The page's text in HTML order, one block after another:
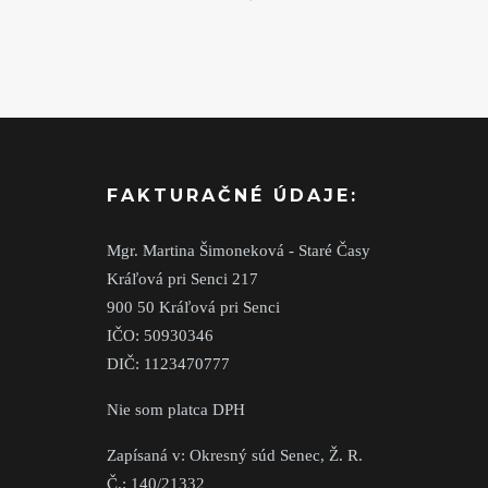
FAKTURAČNÉ ÚDAJE:
Mgr. Martina Šimoneková - Staré Časy
Kráľová pri Senci 217
900 50 Kráľová pri Senci
IČO: 50930346
DIČ: 1123470777
Nie som platca DPH
Zapísaná v: Okresný súd Senec, Ž. R.
Č.: 140/21332